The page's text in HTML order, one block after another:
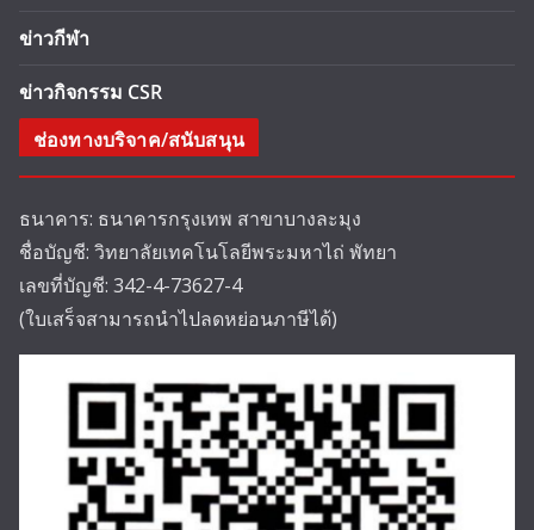
ข่าวกีฬา
ข่าวกิจกรรม CSR
ช่องทางบริจาค/สนับสนุน
ธนาคาร: ธนาคารกรุงเทพ สาขาบางละมุง
ชื่อบัญชี: วิทยาลัยเทคโนโลยีพระมหาไถ่ พัทยา
เลขที่บัญชี: 342-4-73627-4
(ใบเสร็จสามารถนำไปลดหย่อนภาษีได้)